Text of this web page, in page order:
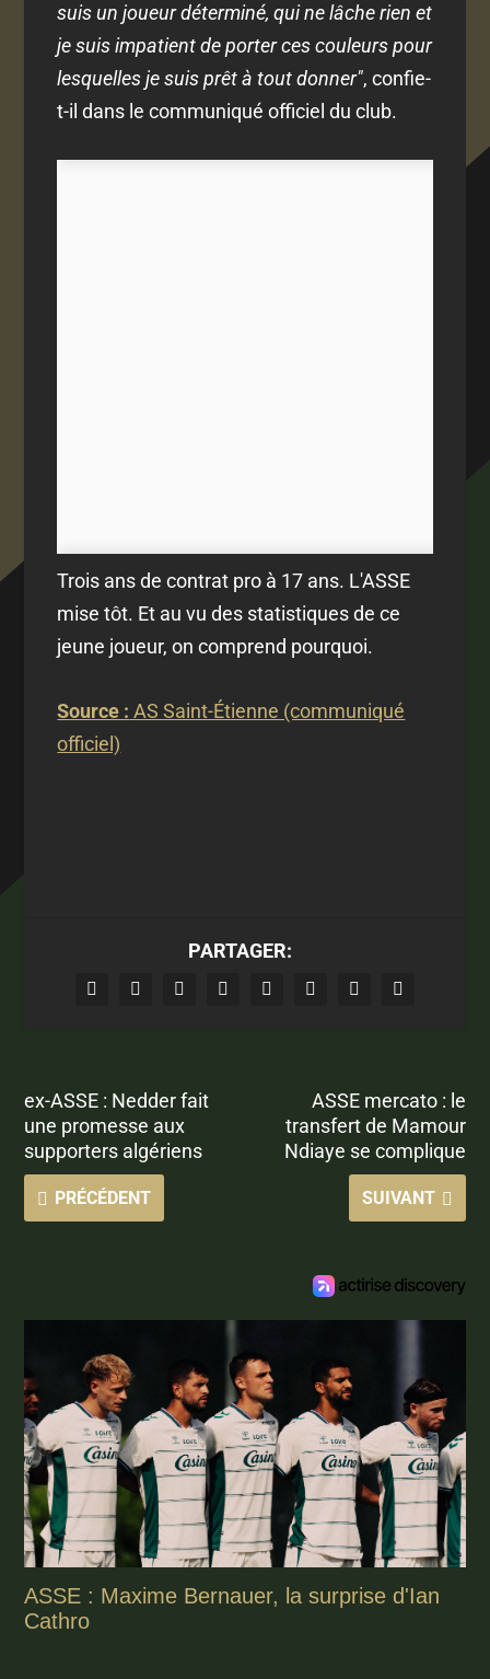
suis un joueur déterminé, qui ne lâche rien et
je suis impatient de porter ces couleurs pour
lesquelles je suis prêt à tout donner", confie-
t-il dans le communiqué officiel du club.
Trois ans de contrat pro à 17 ans. L'ASSE
mise tôt. Et au vu des statistiques de ce
jeune joueur, on comprend pourquoi.
Source : AS Saint-Étienne (communiqué
officiel)
PARTAGER:
ex-ASSE : Nedder fait
une promesse aux
supporters algériens
PRÉCÉDENT
ASSE mercato : le
transfert de Mamour
Ndiaye se complique
SUIVANT
ASSE : Maxime Bernauer, la surprise d'Ian
Cathro